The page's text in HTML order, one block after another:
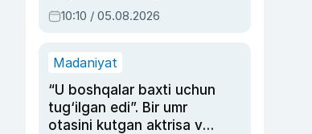
hukmi o‘qildi
10:10 / 05.08.2026
Madaniyat
“U boshqalar baxti uchun
tug‘ilgan edi”. Bir umr
otasini kutgan aktrisa va